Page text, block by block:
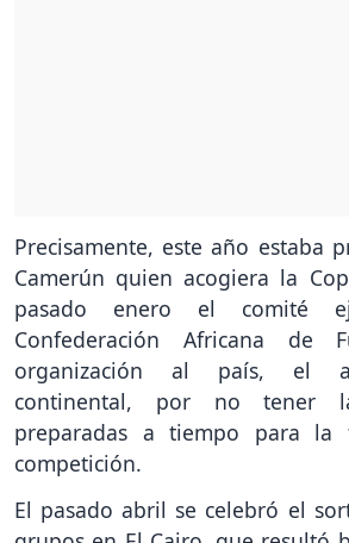
Precisamente, este año estaba
Camerún quien acogiera la
pasado enero el comité
Confederación Africana de
organización al país, el
continental, por no tener
preparadas a tiempo para
competición.
El pasado abril se celebró el